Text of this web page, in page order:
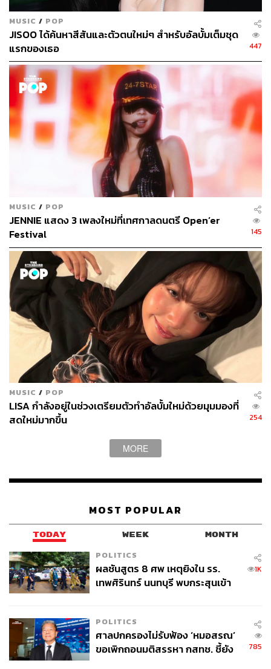
MUSIC / POP
JISOO ได้ค้นหาสีสันและตัวตนใหม่ๆ สำหรับอัลบั้มเต็มชุด
แรกของเธอ
447
MUSIC / POP
JENNIE แสดง 3 เพลงใหม่ที่เทศกาลดนตรี Open’er
Festival
145
MUSIC / POP
LISA กำลังอยู่ในช่วงเตรียมตัวทำอัลบั้มใหม่ด้วยมุมมองที่
สดใหม่มากขึ้น
254
MORE
MOST POPULAR
TODAY WEEK MONTH
POLITICS
ผลชันสูตร 8 ศพ เหตุยิงใน รร.
เทพศิรินทร์ นนทบุรี พบกระสุนเข้า
1K
POLITICS
ศาลปกครองไม่รับฟ้อง ‘หมอสรณ’
ขอเพิกถอนมติสรรหา กสทช. ชี้ยัง
785